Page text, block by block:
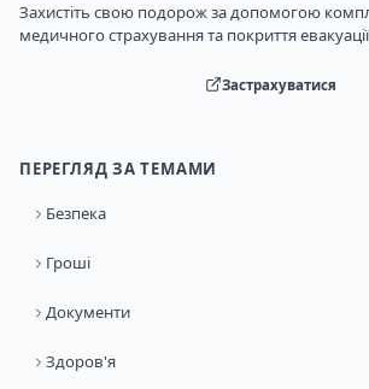
Захистіть свою подорож за допомогою
медичного страхування та покриття
Застрахуватися
ПЕРЕГЛЯД ЗА ТЕМАМИ
Безпека
Гроші
Документи
Здоров'я